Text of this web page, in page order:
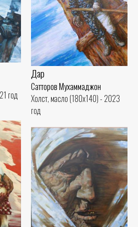
Дар
Сатторов Мухаммаджон
Холст, масло (180x140) - 2023
год
год